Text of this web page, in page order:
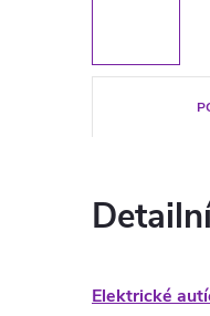
Elektrické